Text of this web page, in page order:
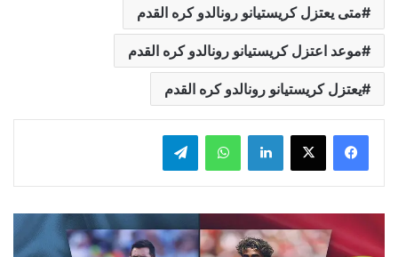
متى يعتزل كريستيانو رونالدو كره القدم
موعد اعتزل كريستيانو رونالدو كره القدم
يعتزل كريستيانو رونالدو كره القدم
لينكدإن واتساب